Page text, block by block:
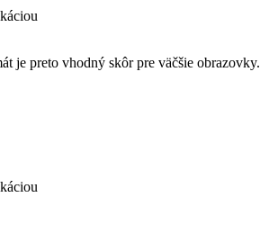
je preto vhodný skôr pre väčšie obrazovky.